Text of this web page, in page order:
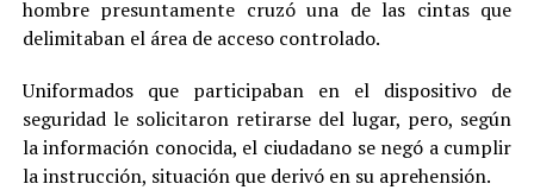
hombre presuntamente cruzó una de las cintas que
delimitaban el área de acceso controlado.
Uniformados que participaban en el dispositivo de
seguridad le solicitaron retirarse del lugar, pero, según
la información conocida, el ciudadano se negó a cumplir
la instrucción, situación que derivó en su aprehensión.